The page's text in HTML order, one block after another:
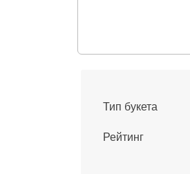
Тип букета
Рейтинг